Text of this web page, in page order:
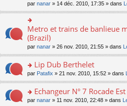
ult
er
le
m
e
s
g
e
n
o
lu
par nanar » 14 déc. 2010, 17:35 » dans
o
n
s
ult
er
le
m
e
s
a
Metro et trains de banlieue
(Brazil)
par nanar » 26 nov. 2010, 21:55 » dans
o
n
ult
er
Lip Dub Berthelet
par Patafix » 21 nov. 2010, 15:52 » dans
o
Echangeur N° 7 Rocade
par nanar » 11 nov. 2010, 22:48 » dans